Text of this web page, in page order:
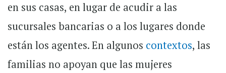
en sus casas, en lugar de acudir a las
sucursales bancarias o a los lugares donde
están los agentes. En algunos contextos, las
familias no apoyan que las mujeres